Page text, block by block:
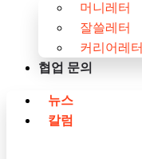
머니레터
잘쓸레터
커리어레터
협업 문의
뉴스
칼럼